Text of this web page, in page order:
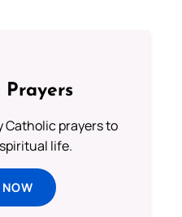
Prayers
Catholic prayers to
life.
NOW